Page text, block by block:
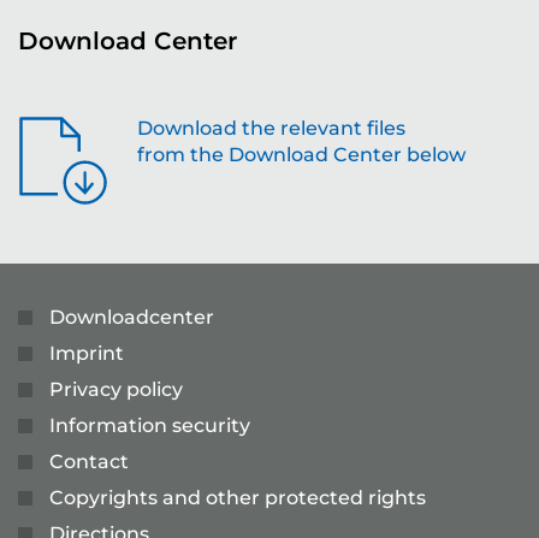
Download Center
Download the relevant files
from the Download Center below
Downloadcenter
Imprint
Privacy policy
Information security
Contact
Copyrights and other protected rights